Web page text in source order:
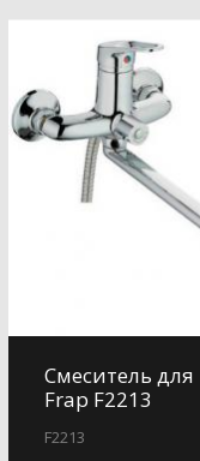
Смеситель
Frap F2213
F2213